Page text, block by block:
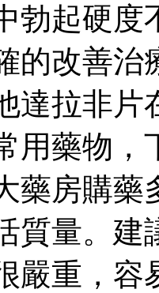
勃起硬度
的改善治
達拉非片
用藥物
藥房購藥
質量。建
嚴重，容